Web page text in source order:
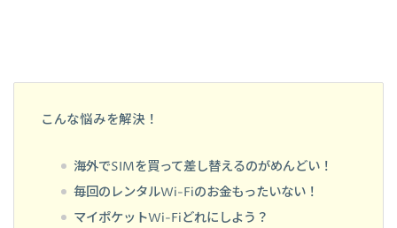
こんな悩みを解決！
海外でSIMを買って差し替えるのがめんどい！
毎回のレンタルWi-Fiのお金もったいない！
マイポケットWi-Fiどれにしよう？